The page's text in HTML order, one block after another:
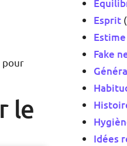
pour
le
Esprit
Fake
Idées